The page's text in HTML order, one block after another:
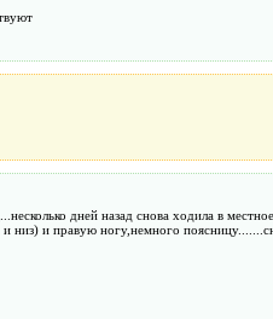
дней назад снова ходила в
и правую ногу,немного